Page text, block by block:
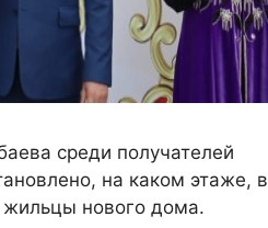
среди получателей
на каком этаже, в
жильцы нового дома.